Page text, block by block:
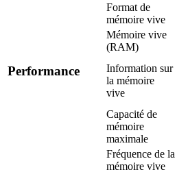
Performance
Format de
mémoire vive
Mémoire vive
(RAM)
Information sur
la mémoire
vive
Capacité de
mémoire
maximale
Fréquence de la
mémoire vive